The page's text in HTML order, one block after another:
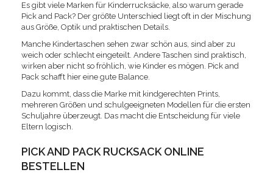
Es gibt viele Marken für Kinderrucksäcke, also warum gerade
Pick and Pack? Der größte Unterschied liegt oft in der Mischung
aus Größe, Optik und praktischen Details.
Manche Kindertaschen sehen zwar schön aus, sind aber zu
weich oder schlecht eingeteilt. Andere Taschen sind praktisch,
wirken aber nicht so fröhlich, wie Kinder es mögen. Pick and
Pack schafft hier eine gute Balance.
Dazu kommt, dass die Marke mit kindgerechten Prints,
mehreren Größen und schulgeeigneten Modellen für die ersten
Schuljahre überzeugt. Das macht die Entscheidung für viele
Eltern logisch.
PICK AND PACK RUCKSACK ONLINE
BESTELLEN